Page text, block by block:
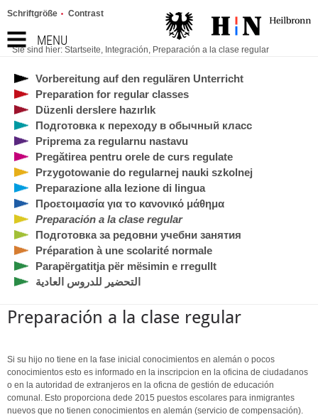
MENU
Schriftgröße Contrast
Sie sind hier: Startseite, Integración, Preparación a la clase regular
Vorbereitung auf den regulären Unterricht
Preparation for regular classes
Düzenli derslere hazırlık
Подготовка к переходу в обычный класс
Priprema za regularnu nastavu
Pregătirea pentru orele de curs regulate
Przygotowanie do regularnej nauki szkolnej
Preparazione alla lezione di lingua
Προετοιμασία για το κανονικό μάθημα
Preparación a la clase regular
Подготовка за редовни учебни занятия
Préparation à une scolarité normale
Parapërgatitja për mësimin e rregullt
التحضير للدروس العادية
Preparación a la clase regular
Si su hijo no tiene en la fase inicial conocimientos en alemán o pocos
conocimientos esto es informado en la inscripcion en la oficina de ciudadanos
o en la autoridad de extranjeros en la oficna de gestión de educación
comunal. Esto proporciona dede 2015 puestos escolares para inmigrantes
nuevos que no tienen conocimientos en alemán (servicio de compensación).